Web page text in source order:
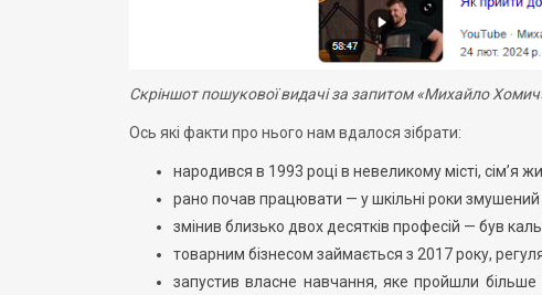
Скріншот пошукової видачі за запитом «Михайло
Ось які факти про нього нам вдалося зібрати:
народився в 1993 році в невеликому місті, сім’я
рано почав працювати — у шкільні роки
змінив близько двох десятків професій — був
товарним бізнесом займається з 2017 року,
запустив власне навчання, яке пройшли більше